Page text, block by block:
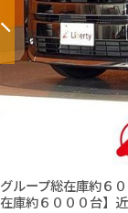
グループ総在庫約６
在庫約６０００台】